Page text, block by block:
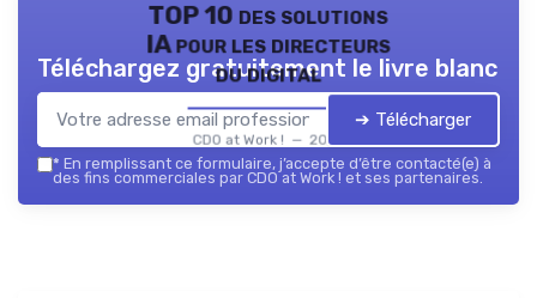
TOP 10 des solutions
IA pour les directeurs
du digital
CDO at Work ! — 2026
Téléchargez gratuitement le livre blanc
➔ Télécharger
* En remplissant ce formulaire, j’accepte d’être contacté(e) à
des fins commerciales par CDO at Work ! et ses partenaires.